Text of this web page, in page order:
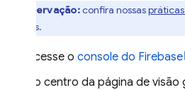
Observação:confira nossas
variantes.
Acesse o console do Firebase
No centro da página de